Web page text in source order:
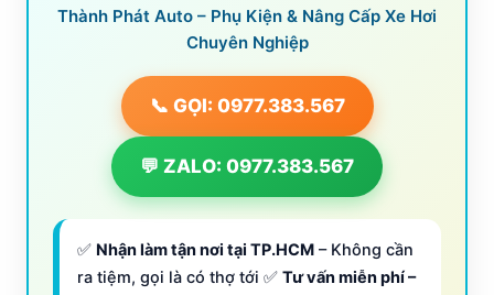
Thành Phát Auto – Phụ Kiện & Nâng Cấp Xe Hơi
Chuyên Nghiệp
📞 GỌI: 0977.383.567
💬 ZALO: 0977.383.567
✅ Nhận làm tận nơi tại TP.HCM – Không cần
ra tiệm, gọi là có thợ tới ✅ Tư vấn miễn phí –